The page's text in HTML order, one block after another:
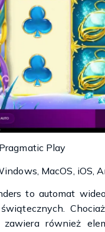
Play
MacOS, iOS,
to automat
zawiera również